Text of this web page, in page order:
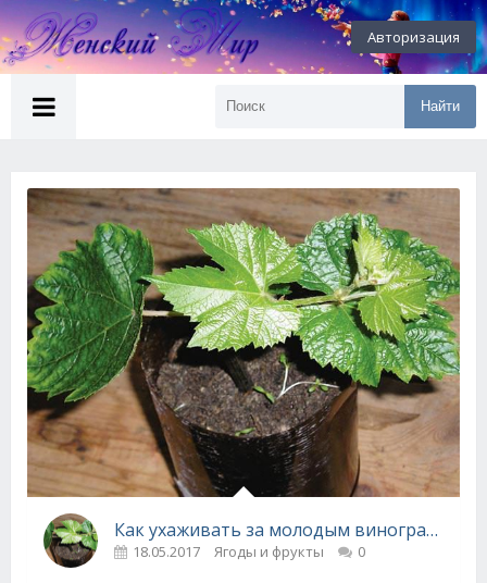
Авторизация
Найти
Как ухаживать за молодым виноградом
18.05.2017 Ягоды и фрукты 0